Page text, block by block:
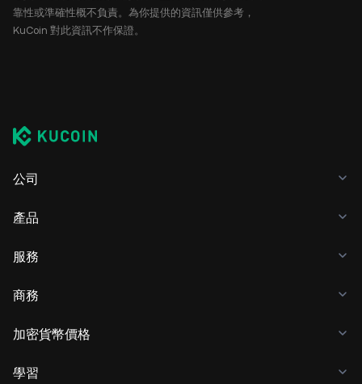
靠性或準確性概不負責。為你提供的資訊僅供參考，
KuCoin 對此資訊不作保證。
公司
產品
服務
商務
加密貨幣價格
學習